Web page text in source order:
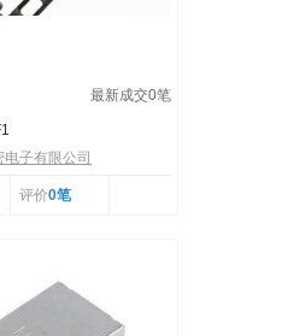
最新成交0笔
子有限公司
评价0笔